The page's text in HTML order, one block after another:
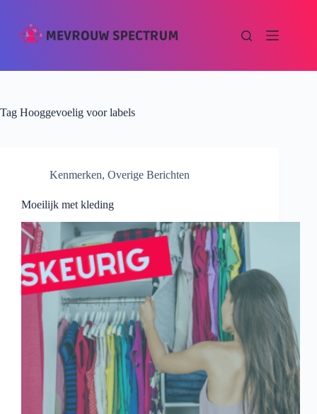
Tag Hooggevoelig voor labels
Kenmerken, Overige Berichten
Moeilijk met kleding